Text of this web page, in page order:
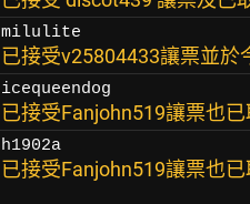
milulite
已接受v25804433讓票並於
icequeendog
已接受Fanjohn519讓票也
h1902a
已接受Fanjohn519讓票也